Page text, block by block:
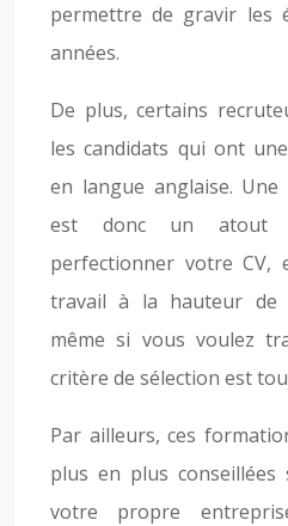
permettre de gravir les
années.
De plus, certains
les candidats qui ont
en langue anglaise.
est donc un atout
perfectionner votre CV,
travail à la hauteur de
même si vous voulez
critère de sélection est
Par ailleurs, ces
plus en plus
votre propre